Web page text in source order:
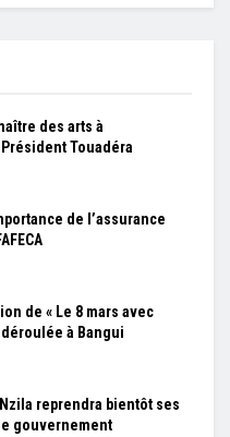
des arts à
Touadéra
de l’assurance
de « Le 8 mars avec
déroulée à Bangui
reprendra bientôt ses
gouvernement